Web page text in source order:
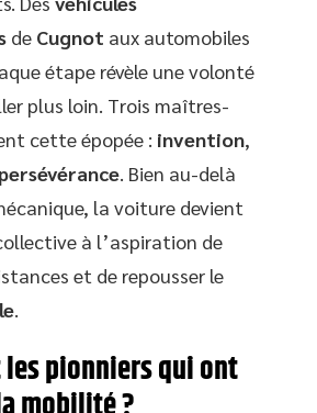
de Cugnot aux automobiles
étape révèle une volonté
plus loin. Trois maîtres-
cette épopée : invention,
persévérance. Bien au-delà
la voiture devient
à l’aspiration de
et de repousser le
.
les pionniers qui ont